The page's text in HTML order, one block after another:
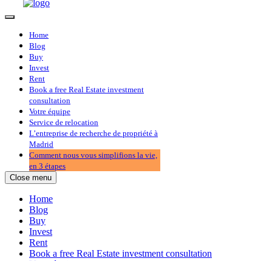
Home
Blog
Buy
Invest
Rent
Book a free Real Estate investment
consultation
Votre équipe
Service de relocation
L’entreprise de recherche de propriété à
Madrid
Comment nous vous simplifions la vie,
en 3 étapes
Close menu
Home
Blog
Buy
Invest
Rent
Book a free Real Estate investment consultation